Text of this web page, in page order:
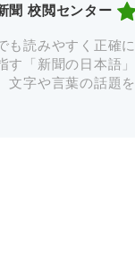
聞 校閲センター
も読みやすく正確
す「新聞の日本語
文字や言葉の話題